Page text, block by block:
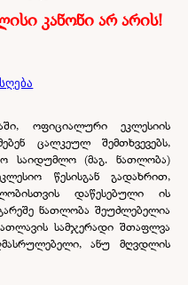
კანონი არ არის!
ოფიციალური ეკლესიის
ცალკეულ შემთხვევებს,
საიდუმლო (მაგ. ნათლობა)
წესისგან გადახრით,
დაწესებული ის
ნათლობა შეუძლებელია
სამჯერადი შთაფლვა
ანუ მღვდლის